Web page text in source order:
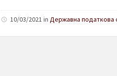
10/03/2021 in Державна податкова